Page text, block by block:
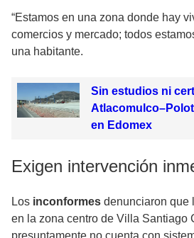
“Estamos en una zona donde hay
comercios y mercado; todos
una habitante.
Sin estudios ni
en Edomex
Exigen intervención
Los inconformes denunciaron que
en la zona centro de Villa Santiago
presuntamente no cuenta con